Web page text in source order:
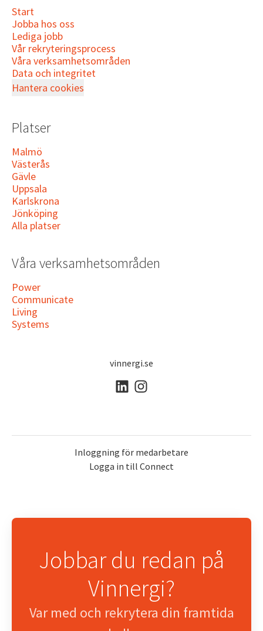
Start
Jobba hos oss
Lediga jobb
Vår rekryteringsprocess
Våra verksamhetsområden
Data och integritet
Hantera cookies
Platser
Malmö
Västerås
Gävle
Uppsala
Karlskrona
Jönköping
Alla platser
Våra verksamhetsområden
Power
Communicate
Living
Systems
vinnergi.se
Inloggning för medarbetare
Logga in till Connect
Jobbar du redan på
Vinnergi?
Var med och rekrytera din framtida